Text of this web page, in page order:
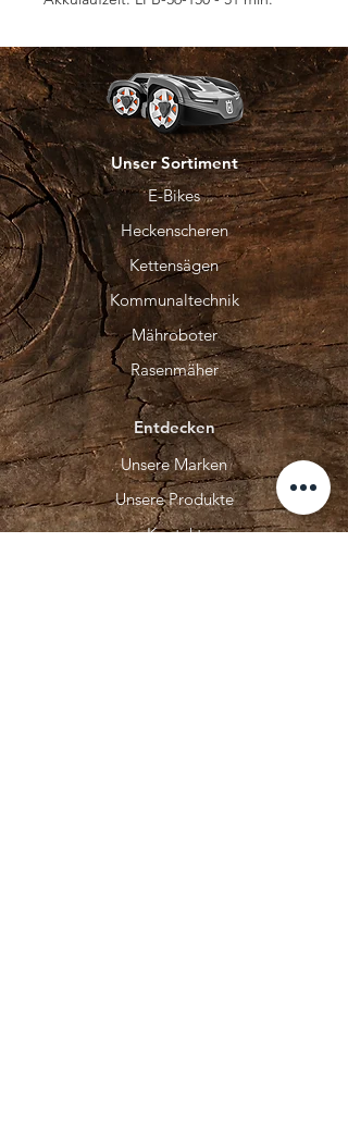
Unser Sortiment
E-Bikes
Heckenscheren
Kettensägen
Kommunaltechnik
Mähroboter
Rasenmäher
Entdecken
Unsere Marken
Unsere Produkte
Kontakt